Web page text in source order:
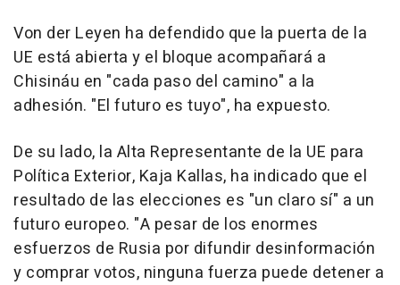
Von der Leyen ha defendido que la puerta de la
UE está abierta y el bloque acompañará a
Chisináu en "cada paso del camino" a la
adhesión. "El futuro es tuyo", ha expuesto.
De su lado, la Alta Representante de la UE para
Política Exterior, Kaja Kallas, ha indicado que el
resultado de las elecciones es "un claro sí" a un
futuro europeo. "A pesar de los enormes
esfuerzos de Rusia por difundir desinformación
y comprar votos, ninguna fuerza puede detener a